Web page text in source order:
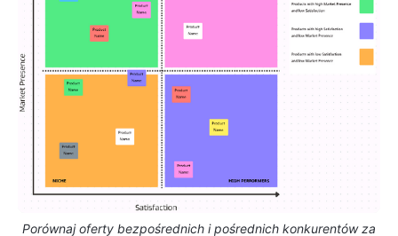
Porównaj oferty bezpośrednich i pośrednich konkurentów za